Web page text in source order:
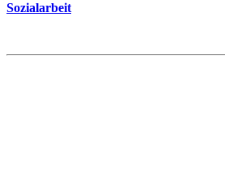
Sozialarbeit